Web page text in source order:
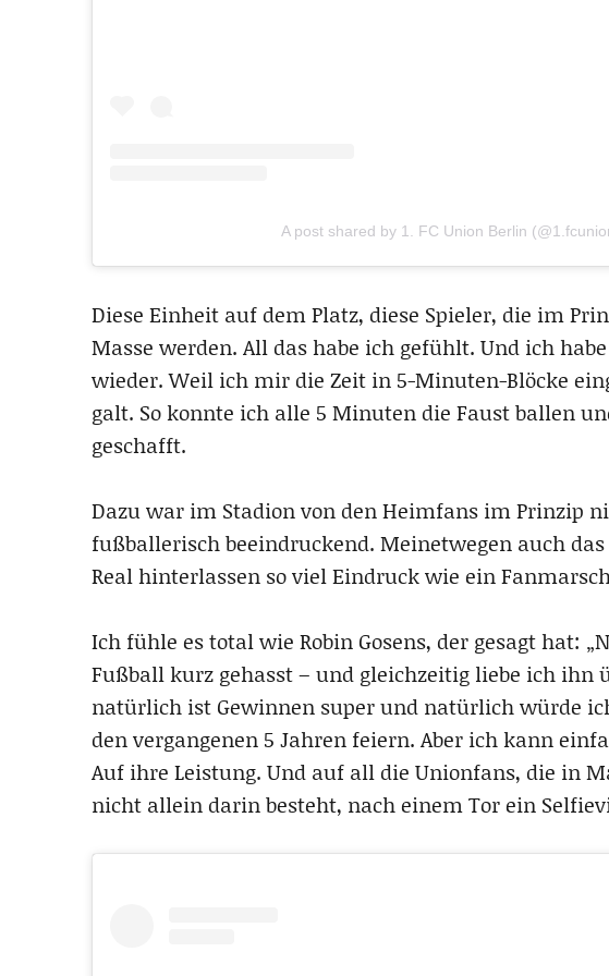
A post shared by 1. FC Union Berlin
Diese Einheit auf dem Platz, diese Spieler, die im
Masse werden. All das habe ich gefühlt. Und ich
wieder. Weil ich mir die Zeit in 5-Minuten-Blöcke
galt. So konnte ich alle 5 Minuten die Faust ballen
geschafft.
Dazu war im Stadion von den Heimfans im Prinzip
fußballerisch beeindruckend. Meinetwegen auch
Real hinterlassen so viel Eindruck wie ein
Ich fühle es total wie Robin Gosens, der gesagt hat:
Fußball kurz gehasst – und gleichzeitig liebe ich ihn
natürlich ist Gewinnen super und natürlich würde
den vergangenen 5 Jahren feiern. Aber ich kann
Auf ihre Leistung. Und auf all die Unionfans, die in
nicht allein darin besteht, nach einem Tor ein